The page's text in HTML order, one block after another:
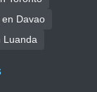
Davao